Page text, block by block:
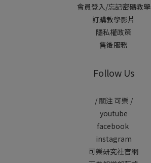
會員登入/忘記密碼教學
訂購教學影片
隱私權政策
售後服務
Follow Us
/ 關注 可樂 /
youtube
facebook
instagram
可樂研究社官網